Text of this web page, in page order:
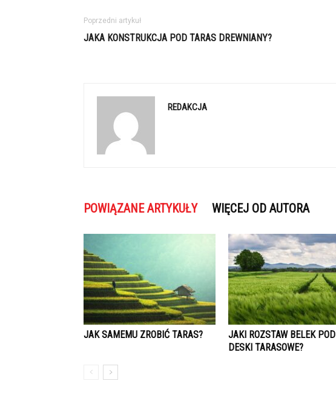
Poprzedni artykuł
JAKA KONSTRUKCJA POD TARAS DREWNIANY?
REDAKCJA
POWIĄZANE ARTYKUŁY WIĘCEJ OD AUTORA
JAK SAMEMU ZROBIĆ TARAS?
JAKI ROZSTAW BELEK POD
DESKI TARASOWE?